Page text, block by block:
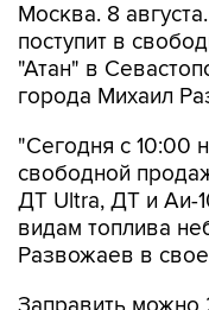
Москва. 8
поступит в
"Атан" в
города Михаил
"Сегодня с 10:00
свободной
ДТ Ultra, ДТ и Аи-
видам топлива
Развожаев в